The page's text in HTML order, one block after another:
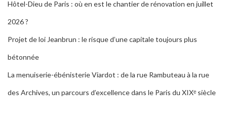
Hôtel-Dieu de Paris : où en est le chantier de rénovation en juillet
2026 ?
Projet de loi Jeanbrun : le risque d’une capitale toujours plus
bétonnée
La menuiserie-ébénisterie Viardot : de la rue Rambuteau à la rue
des Archives, un parcours d’excellence dans le Paris du XIXᵉ siècle